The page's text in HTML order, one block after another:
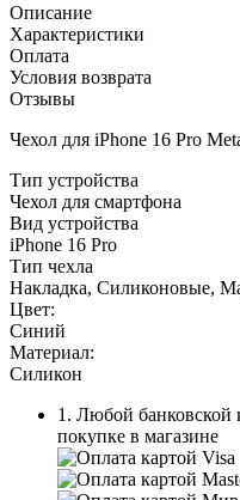
Описание
Характеристики
Оплата
Условия возврата
Отзывы
Чехол для iPhone 16 Pro
Тип устройства
Чехол для смартфона
Вид устройства
iPhone 16 Pro
Тип чехла
Накладка, Силиконовые,
Цвет:
Синий
Материал:
Силикон
1. Любой банковской
покупке в магазине